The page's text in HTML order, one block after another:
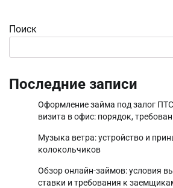
Поиск
Последние записи
Оформление займа под залог
визита в офис: порядок,
Музыка ветра: устройство и
колокольчиков
Обзор онлайн-займов: условия
ставки и требования к